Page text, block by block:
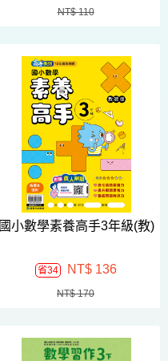
NT$ 110
國小數學素養高手3年級(教)
省34 NT$ 136
NT$ 170